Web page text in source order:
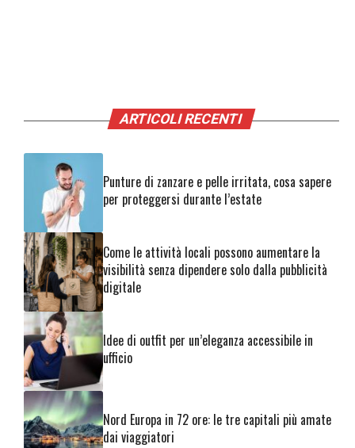
ARTICOLI RECENTI
Punture di zanzare e pelle irritata, cosa sapere
per proteggersi durante l’estate
Come le attività locali possono aumentare la
visibilità senza dipendere solo dalla pubblicità
digitale
Idee di outfit per un’eleganza accessibile in
ufficio
Nord Europa in 72 ore: le tre capitali più amate
dai viaggiatori